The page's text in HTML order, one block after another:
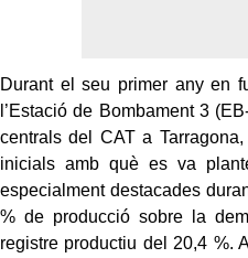
Durant el seu primer any en
l’Estació de Bombament 3
centrals del CAT a
inicials amb què es va
especialment destacades
% de producció sobre la
registre productiu del 20,4 %.